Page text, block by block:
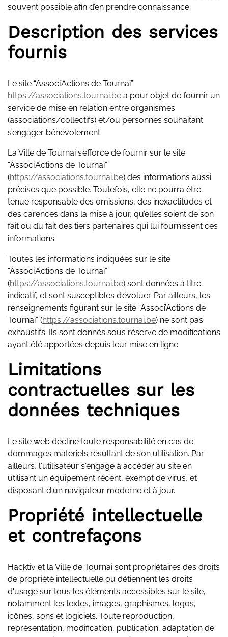
souvent possible afin d’en prendre connaissance.
Description des services
fournis
Le site “Associ’Actions de Tournai”
https://associations.tournai.be a pour objet de fournir un
service de mise en relation entre organismes
(associations/collectifs) et/ou personnes souhaitant
s’engager bénévolement.
La Ville de Tournai s’efforce de fournir sur le site
“Associ’Actions de Tournai”
(https://associations.tournai.be) des informations aussi
précises que possible. Toutefois, elle ne pourra être
tenue responsable des omissions, des inexactitudes et
des carences dans la mise à jour, qu’elles soient de son
fait ou du fait des tiers partenaires qui lui fournissent ces
informations.
Toutes les informations indiquées sur le site
“Associ’Actions de Tournai”
(https://associations.tournai.be) sont données à titre
indicatif, et sont susceptibles d’évoluer. Par ailleurs, les
renseignements figurant sur le site “Associ’Actions de
Tournai” (https://associations.tournai.be) ne sont pas
exhaustifs. Ils sont donnés sous réserve de modifications
ayant été apportées depuis leur mise en ligne.
Limitations
contractuelles sur les
données techniques
Le site web décline toute responsabilité en cas de
dommages matériels résultant de son utilisation. Par
ailleurs, l'utilisateur s'engage à accéder au site en
utilisant un équipement récent, exempt de virus, et
disposant d'un navigateur moderne et à jour.
Propriété intellectuelle
et contrefaçons
Hacktiv et la Ville de Tournai sont propriétaires des droits
de propriété intellectuelle ou détiennent les droits
d'usage sur tous les éléments accessibles sur le site,
notamment les textes, images, graphismes, logos,
icônes, sons et logiciels. Toute reproduction,
représentation, modification, publication, adaptation de